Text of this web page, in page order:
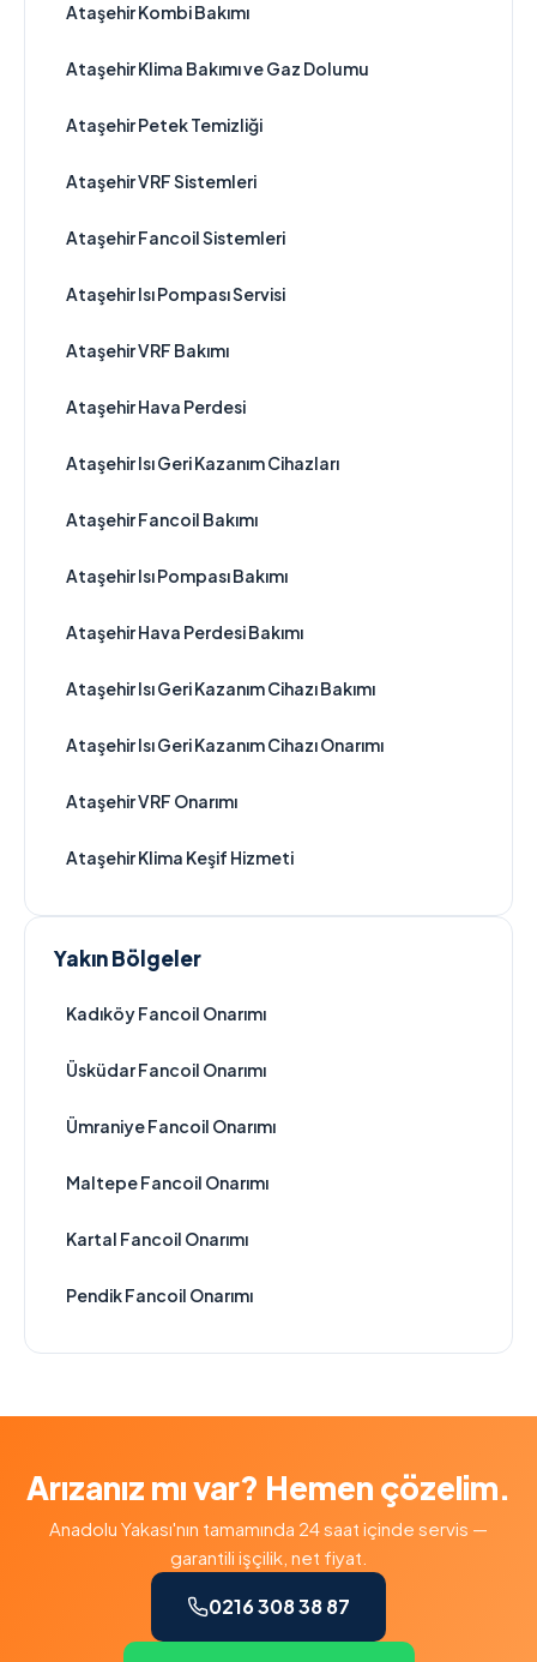
Ataşehir Kombi Bakımı
Ataşehir Klima Bakımı ve Gaz Dolumu
Ataşehir Petek Temizliği
Ataşehir VRF Sistemleri
Ataşehir Fancoil Sistemleri
Ataşehir Isı Pompası Servisi
Ataşehir VRF Bakımı
Ataşehir Hava Perdesi
Ataşehir Isı Geri Kazanım Cihazları
Ataşehir Fancoil Bakımı
Ataşehir Isı Pompası Bakımı
Ataşehir Hava Perdesi Bakımı
Ataşehir Isı Geri Kazanım Cihazı Bakımı
Ataşehir Isı Geri Kazanım Cihazı Onarımı
Ataşehir VRF Onarımı
Ataşehir Klima Keşif Hizmeti
Yakın Bölgeler
Kadıköy Fancoil Onarımı
Üsküdar Fancoil Onarımı
Ümraniye Fancoil Onarımı
Maltepe Fancoil Onarımı
Kartal Fancoil Onarımı
Pendik Fancoil Onarımı
Arızanız mı var? Hemen çözelim.
Anadolu Yakası'nın tamamında 24 saat içinde servis —
garantili işçilik, net fiyat.
0216 308 38 87